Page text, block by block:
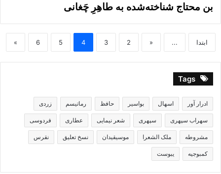
بن محتاج شناخته‌شده به طاهِرِ چَغانی
ابتدا ...
«
2
3
4
5
6
»
Tags
ادرار آور اسهال بواسیر حافظ رماتیسم زردی
سهراب سپهری سپهری شعر نیمایی عطاری فردوسی
مشروطه ملک الشعرا موسیقیدان نسخ تعلیق نقرس
کمبوجیه یبوست